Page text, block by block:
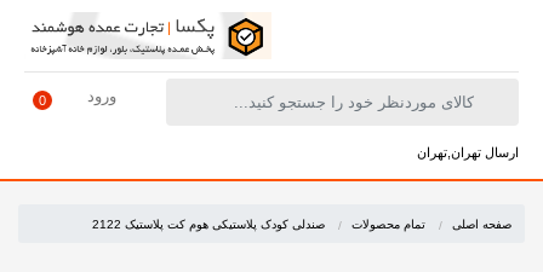
ورود 0
ارسال تهران,تهران
صفحه اصلی تمام محصولات صندلی کودک پلاستیکی هوم کت پلاستیک 2122